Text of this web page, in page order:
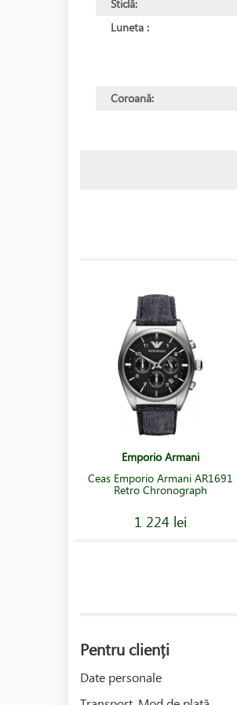
Sticlă:
Luneta :
Coroană:
Emporio Armani
Ceas Emporio Armani AR1691
Retro Chronograph
1 224 lei
Pentru clienți
Date personale